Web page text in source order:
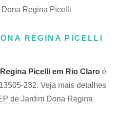
Regina Picelli
REGINA PICELLI
Picelli em Rio Claro é
232. Veja mais detalhes
de Jardim Dona Regina